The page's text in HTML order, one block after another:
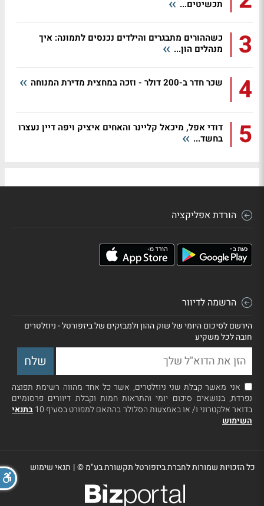
תכשיטים...
3
כשההורים מתבגרים והילדים נכנסים לתמונה: איך
מנהלים הון...
4 שכר חדר ב-200 דולר - וזכה במחצית מדירת המנוחה
5
דודי אפל, מיכאל קליינר והאחים איציק ויפה דיין נעצרו
בחשד...
הורדת אפליקציה
הרשמה לדיוור
הירשם לסיכום היומי של שוק ההון ולמבזקים של ביזפורטל - ניוזלטרים
חובה לכל משקיע
אני מאשר קבלת שני ניוזלטרים, אשר כל אחד מהווה רשימת תפוצה
נפרדת, בנושאים סיכום יומי והתראות חמות וקבלת דיוורים פרסומיים
בדואר אלקטרוני ו/ או באמצעות הסלולר בהתאם למפורט בסעיף 10
בתנאי
השימוש
כל הזכויות שמורות לחברת ביזפורטל תקשורת בע"מ ©| תנאי שימוש